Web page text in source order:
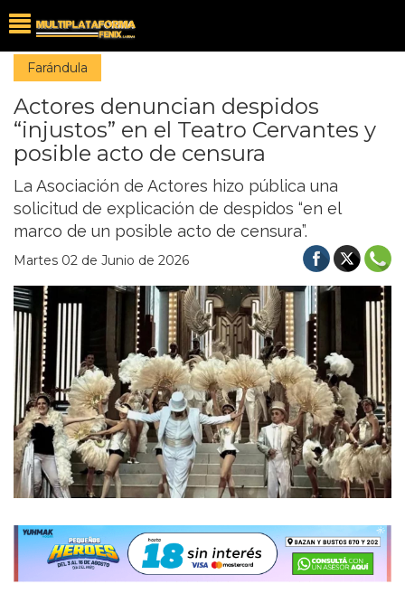
Farándula
Actores denuncian despidos
“injustos” en el Teatro Cervantes y
posible acto de censura
La Asociación de Actores hizo pública una
solicitud de explicación de despidos “en el
marco de un posible acto de censura”.
Martes 02 de Junio de 2026